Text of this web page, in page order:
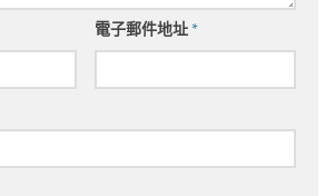
電子郵件地址*